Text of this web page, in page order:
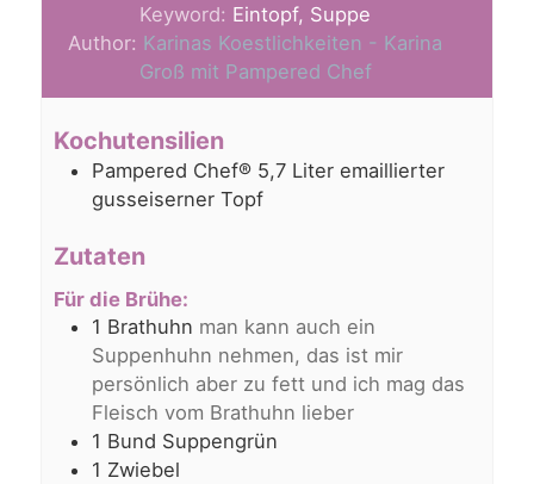
Keyword: Eintopf, Suppe
Author: Karinas Koestlichkeiten - Karina
Groß mit Pampered Chef
Kochutensilien
Pampered Chef® 5,7 Liter emaillierter
gusseiserner Topf
Zutaten
Für die Brühe:
1 Brathuhn man kann auch ein
Suppenhuhn nehmen, das ist mir
persönlich aber zu fett und ich mag das
Fleisch vom Brathuhn lieber
1 Bund Suppengrün
1 Zwiebel